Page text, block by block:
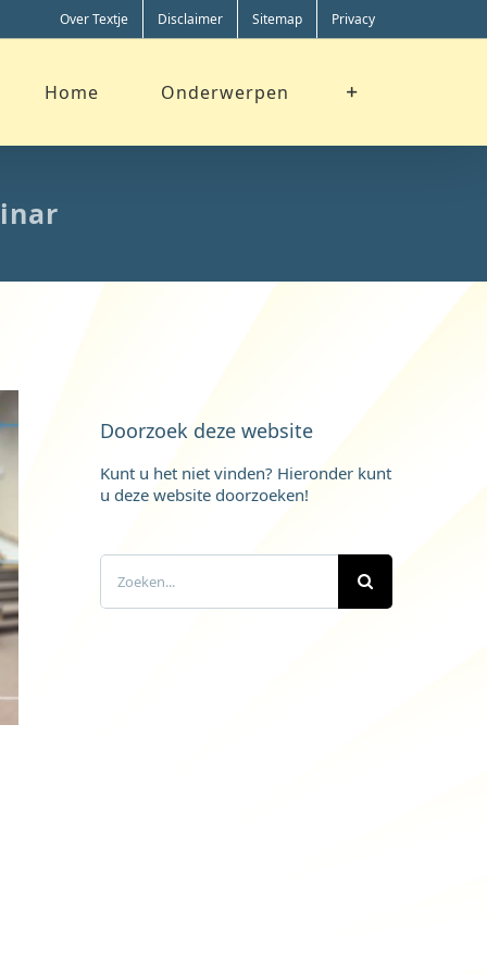
Over Textje Disclaimer Sitemap Privacy
Home Onderwerpen
Doorzoek deze website
Kunt u het niet vinden? Hieronder kunt
u deze website doorzoeken!
Zoeken
naar: